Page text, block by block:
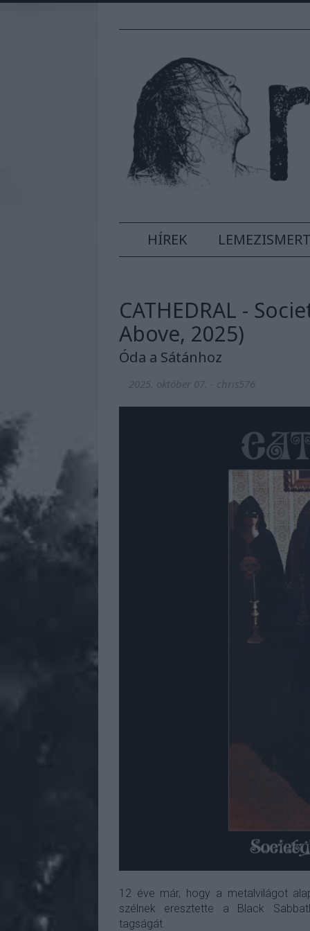
HÍREK
CATHEDRAL -
Above, 2025)
Óda a Sátánhoz
2025. október 07. - chris576
12 éve már, hogy a metalvilágot
szélnek eresztette a Black
tagságát.